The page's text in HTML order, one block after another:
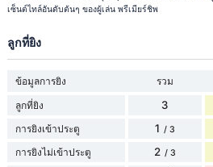
เซ็นต์ไทล์อันดับต้นๆ ของผู้เล่น พรีเมียร์ชิพ
ลูกที่ยิง
ข้อมูลการยิง รวม
ลูกที่ยิง
3
การยิงเข้าประตู 1 / 3
การยิงไม่เข้าประตู 2 / 3